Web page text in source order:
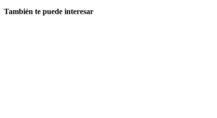
También te puede interesar